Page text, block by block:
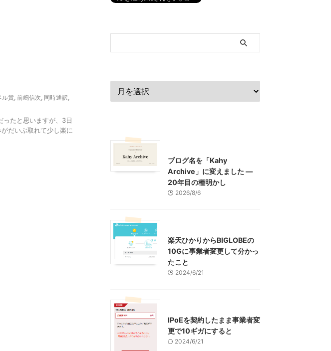
ル賞 前嶋信次 同時通訳
ったと思いますが、3日
だいぶ取れて少し楽に
ブログ名を「Kahy
Archive」に変えました ―
20年目の種明かし
2026/8/6
楽天ひかりからBIGLOBEの
10Gに事業者変更して分かっ
たこと
2024/6/21
IPoEを契約したまま事業者変
更で10ギガにすると
2024/6/21